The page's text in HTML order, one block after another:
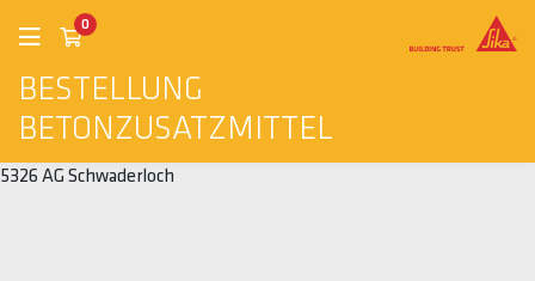
BESTELLUNG
BETONZUSATZMITTEL
0
5326 AG Schwaderloch